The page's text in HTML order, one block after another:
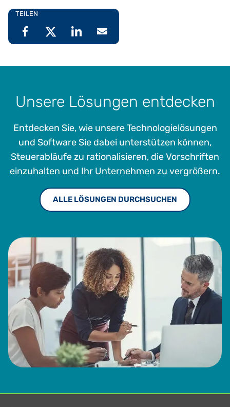
TEILEN
Unsere Lösungen entdecken
Entdecken Sie, wie unsere Technologielösungen
und Software Sie dabei unterstützen können,
Steuerabläufe zu rationalisieren, die Vorschriften
einzuhalten und Ihr Unternehmen zu vergrößern.
ALLE LÖSUNGEN DURCHSUCHEN